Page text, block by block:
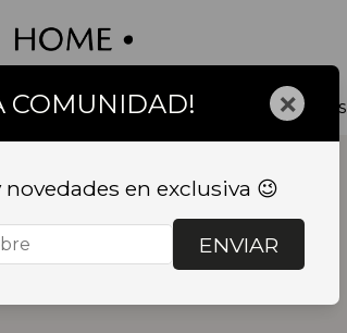
Muebles Sillas y banquetas
COMUNIDAD! ×
en exclusiva 😉
ENVIAR